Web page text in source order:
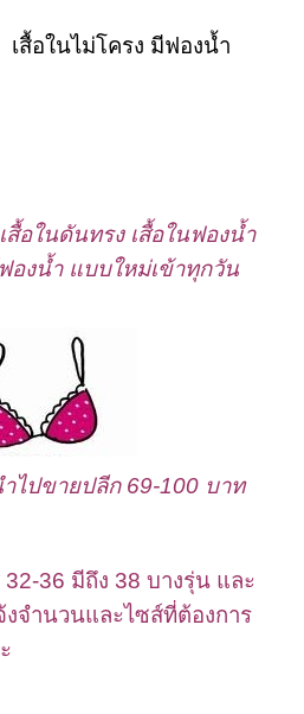
เสื้อในไม่โครง มีฟองน้ำ
สื้อในดันทรง เสื้อในฟองน้ำ
องน้ำ แบบใหม่เข้าทุกวัน
ำไปขายปลีก 69-100 บาท
36 มีถึง 38 บางรุ่น และ
จำนวนและไซส์ที่ต้องการ